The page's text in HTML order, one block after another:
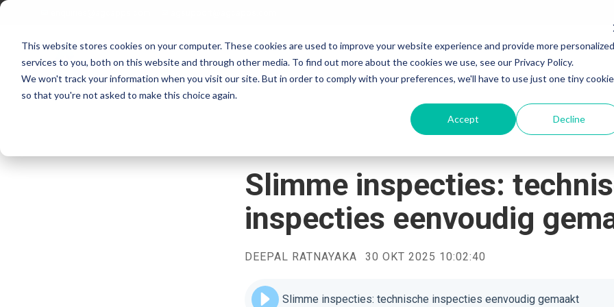
This website stores cookies on your computer. These cookies are used to improve your website experience and provide more personalized
services to you, both on this website and through other media. To find out more about the cookies we use, see our Privacy Policy.
We won't track your information when you visit our site. But in order to comply with your preferences, we'll have to use just one tiny cookie
so that you're not asked to make this choice again.
Accept Decline
SAP Service & Asset Manager Implementations
SAP Work Management Excellence Programs
SAP EAM FIORI/SAC Analytics Implementation
SAP Data and Analytics Services
SAP Integration Suite Services
SAP Artificial Intelligence Services
SAP Signavio Transformation Suite
Process Mining - 4 week Proof of Value
SAP S4 HANA Enterprise Asset Management
AG EAM Integrity Check & Inspections Rounds
SAP Data and Analytics
SAP Integration Suite
SAP Artificial Intelligence
SAP Signavio Transformation Suite
SAP Build - Apps, Automation & Workzone
Slimme inspecties:
inspecties eenvoudig
DEEPAL RATNAYAKA 30 OKT 2025 10:02:40
Slimme inspecties: technische inspecties eenvoudig gemaakt